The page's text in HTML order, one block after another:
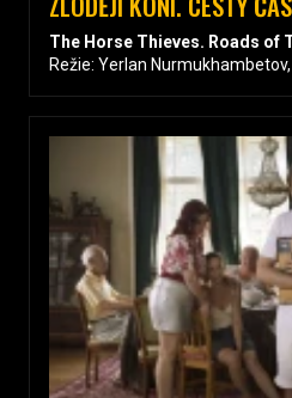
The Horse Thieves. Roads of
Režie: Yerlan